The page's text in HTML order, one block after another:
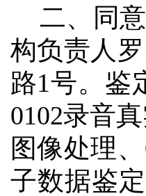
二、同
构负责人
路1号。 鉴
0102录音
图像处理
子数据鉴